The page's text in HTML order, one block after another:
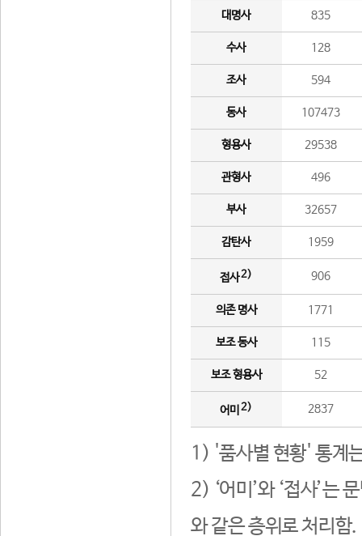
대명사 835
수사 128
조사 594
동사 107473
형용사 29538
관형사 496
부사 32657
감탄사 1959
접사2) 906
의존 명사 1771
보조 동사 115
보조 형용사 52
어미 2) 2837
1) '품사별 현황' 통계
2) ‘어미’와 ‘접사’는
와 같은 층위로 처리함.